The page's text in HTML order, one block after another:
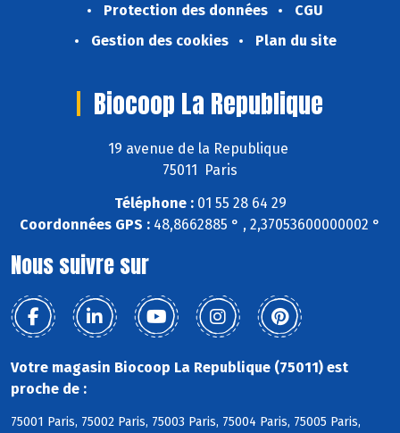
Protection des données
CGU
Gestion des cookies
Plan du site
Biocoop La Republique
19 avenue de la Republique
75011 Paris
Téléphone :01 55 28 64 29
Coordonnées GPS : 48,8662885 ° , 2,37053600000002 °
Nous suivre sur
Votre magasin Biocoop La Republique (75011) est
proche de :
75001 Paris, 75002 Paris, 75003 Paris, 75004 Paris, 75005 Paris,